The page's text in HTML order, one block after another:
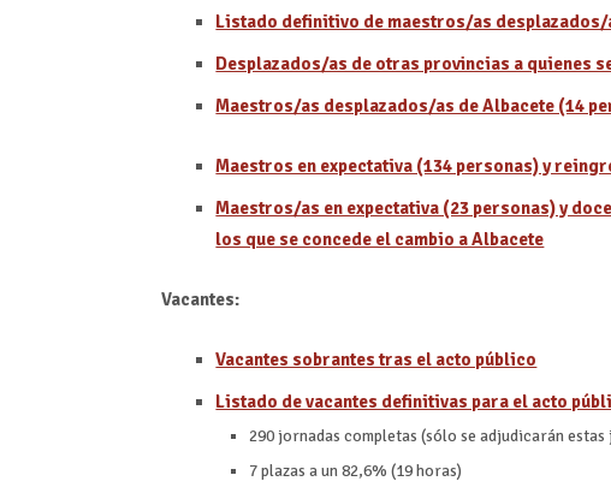
Listado definitivo de maestros/as
Desplazados/as de otras provincias a quienes
Maestros/as desplazados/as de Albacete (14
Maestros en expectativa (134 personas) y
Maestros/as en expectativa (23 personas) y
los que se concede el cambio a Albacete
Vacantes:
Vacantes sobrantes tras el acto público
Listado de vacantes definitivas para el acto
290 jornadas completas (sólo se adjudicarán
7 plazas a un 82,6% (19 horas)